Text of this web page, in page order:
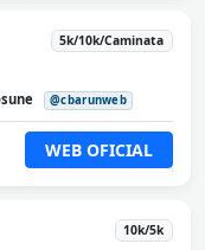
5k/10k/Caminata
@cbarunweb
WEB OFICIAL
10k/5k